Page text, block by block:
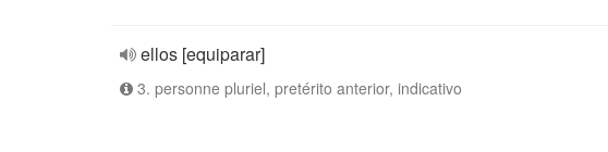
ellos [equiparar]
3. personne pluriel, pretérito anterior, indicativo